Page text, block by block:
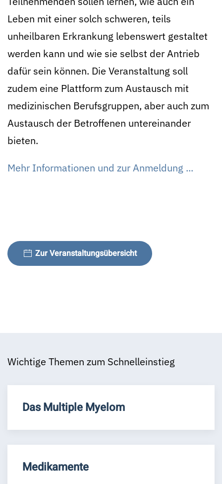
Leben mit einer solch schweren, teils
unheilbaren Erkrankung lebenswert gestaltet
werden kann und wie sie selbst der Antrieb
dafür sein können. Die Veranstaltung soll
zudem eine Plattform zum Austausch mit
medizinischen Berufsgruppen, aber auch zum
Austausch der Betroffenen untereinander
bieten.
Mehr Informationen und zur Anmeldung ...
Zur Veranstaltungsübersicht
Wichtige Themen zum Schnelleinstieg
Das Multiple Myelom
Medikamente